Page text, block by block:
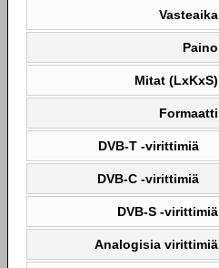
Vasteaika
Paino
Mitat (LxKxS)
Formaatti
DVB-T -virittimiä
DVB-C -virittimiä
DVB-S -virittimiä
Analogisia virittimiä